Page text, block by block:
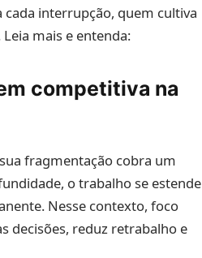
interrupção, quem cultiva
mais e entenda:
competitiva na
fragmentação cobra um
o trabalho se estende
Nesse contexto, foco
decisões, reduz retrabalho e